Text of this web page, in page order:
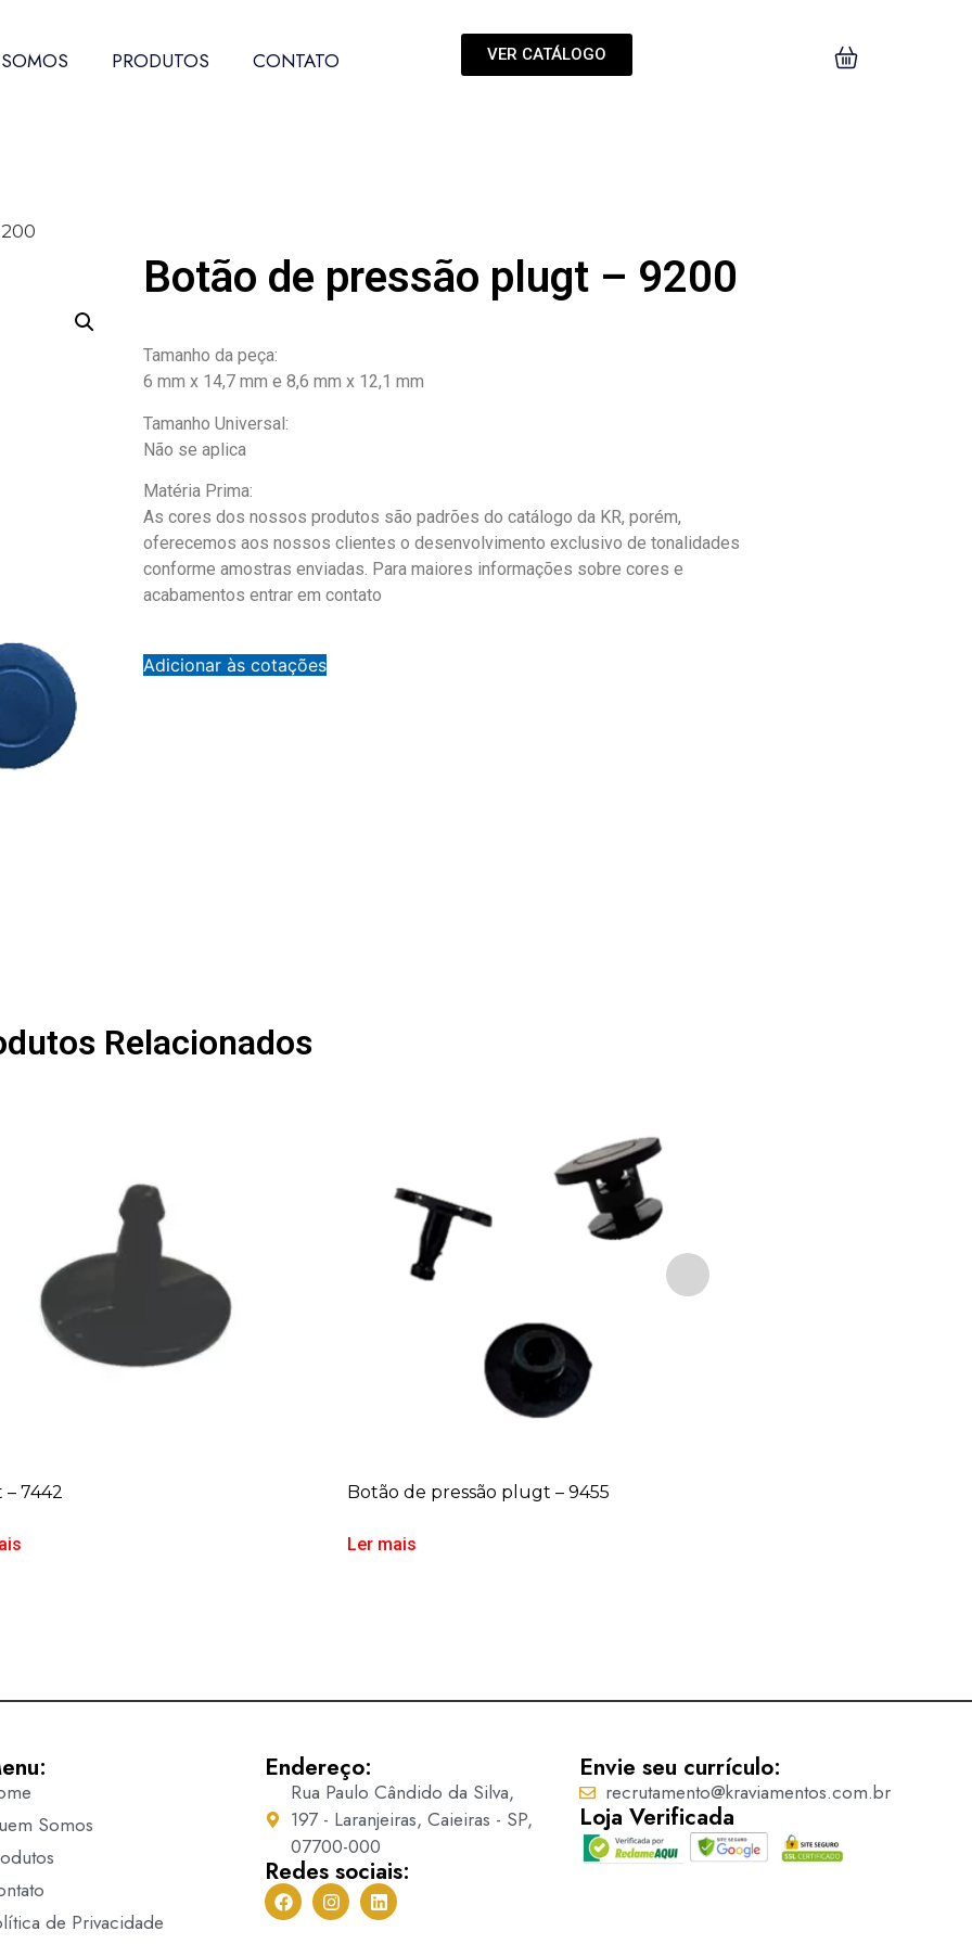
PRODUTOS CONTATO VER CATÁLOGO
Botão de pressão plugt – 9200
Tamanho da peça:
6 mm x 14,7 mm e 8,6 mm x 12,1 mm
Tamanho Universal:
Não se aplica
Matéria Prima:
As cores dos nossos produtos são padrões do catálogo da KR, porém,
oferecemos aos nossos clientes o desenvolvimento exclusivo de tonalidades
conforme amostras enviadas. Para maiores informações sobre cores e
acabamentos entrar em contato
Adicionar às cotações
Relacionados
7442 Botão de pressão plugt – 9455
Ler mais
Somos
de Privacidade
Endereço:
Rua Paulo Cândido da Silva,
197 - Laranjeiras, Caieiras - SP,
07700-000
Redes sociais:
Envie seu currículo:
recrutamento@kraviamentos.com.br
Loja Verificada